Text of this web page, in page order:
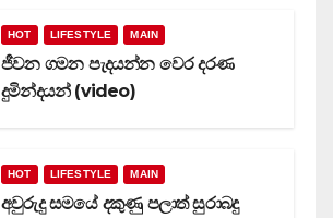
HOT LIFESTYLE MAIN
ජීවන ගමන පැදයන්න වෙර දරණ
දුමින්දයන් (video)
HOT LIFESTYLE MAIN
අවුරුදු සමයේ දකුණු පලාත් සුරාබදු